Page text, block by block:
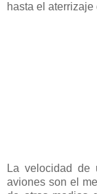
hasta el
La velocidad
aviones son el